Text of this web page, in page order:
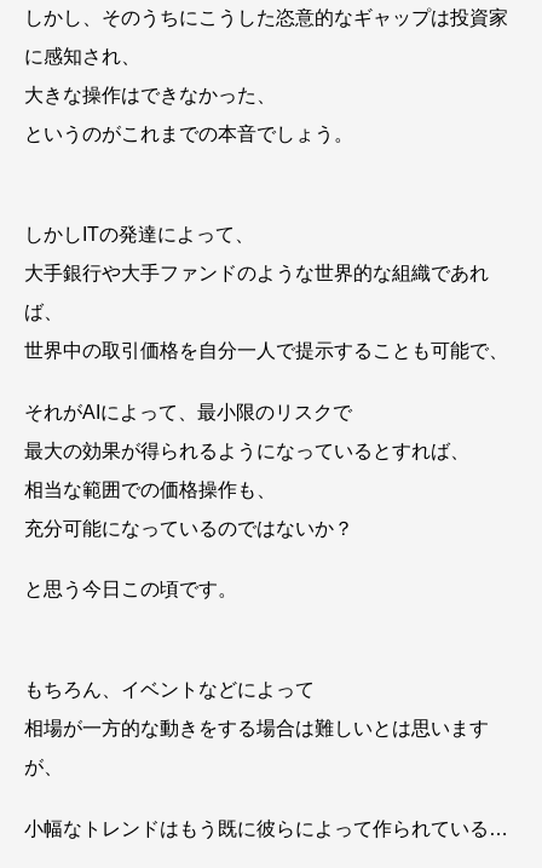
しかし、そのうちにこうした恣意的なギャップは投資家
に感知され、
大きな操作はできなかった、
というのがこれまでの本音でしょう。
しかしITの発達によって、
大手銀行や大手ファンドのような世界的な組織であれ
ば、
世界中の取引価格を自分一人で提示することも可能で、
それがAIによって、最小限のリスクで
最大の効果が得られるようになっているとすれば、
相当な範囲での価格操作も、
充分可能になっているのではないか？
と思う今日この頃です。
もちろん、イベントなどによって
相場が一方的な動きをする場合は難しいとは思います
が、
小幅なトレンドはもう既に彼らによって作られている…